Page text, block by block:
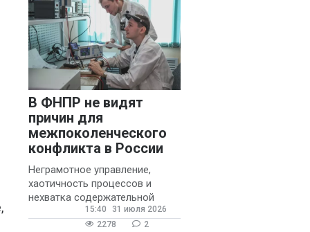
В ФНПР не видят
причин для
межпоколенческого
конфликта в России
Неграмотное управление,
хаотичность процессов и
нехватка содержательной
обратной связи от
руководителя являются
15:40
31 июля 2026
2278
2